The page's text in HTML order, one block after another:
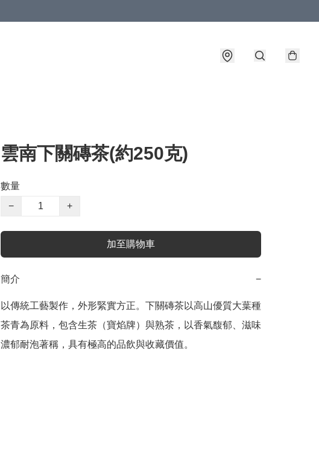
雲南下關磚茶(約250克)
數量
−
+
加至購物車
簡介 −
以傳統工藝製作，外形緊實方正。下關磚茶以高山優質大葉種
茶青為原料，包含生茶（寶焰牌）與熟茶，以香氣馥郁、滋味
濃郁耐泡著稱，具有極高的品飲與收藏價值。